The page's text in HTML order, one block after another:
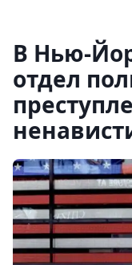
В Нью-
отдел